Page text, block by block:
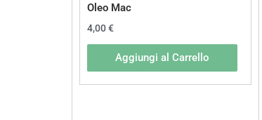
Oleo Mac
4,00€
Aggiungi al Carrello